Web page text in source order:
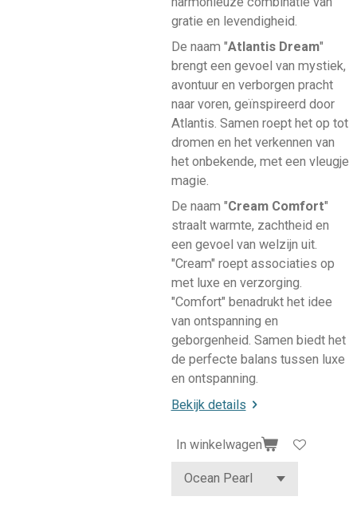
gratie en levendigheid.
De naam "Atlantis Dream"
brengt een gevoel van mystiek,
avontuur en verborgen pracht
naar voren, geïnspireerd door
Atlantis. Samen roept het op tot
dromen en het verkennen van
het onbekende, met een vleugje
magie.
De naam "Cream Comfort"
straalt warmte, zachtheid en
een gevoel van welzijn uit.
"Cream" roept associaties op
met luxe en verzorging.
"Comfort" benadrukt het idee
van ontspanning en
geborgenheid. Samen biedt het
de perfecte balans tussen luxe
en ontspanning.
Bekijk details
In winkelwagen